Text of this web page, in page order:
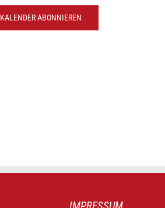
KALENDER ABONNIEREN